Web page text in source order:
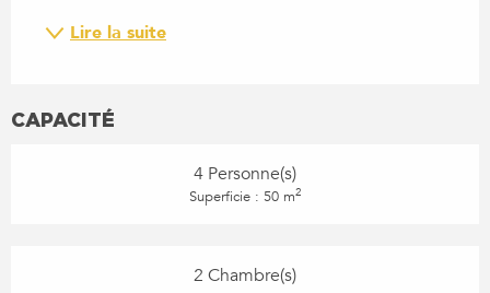
Lire la suite
CAPACITÉ
4 Personne(s)
Superficie : 50 m2
2 Chambre(s)